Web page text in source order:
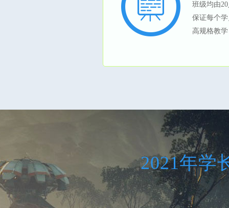
班级均由
保证每个
高规格教
2021年学